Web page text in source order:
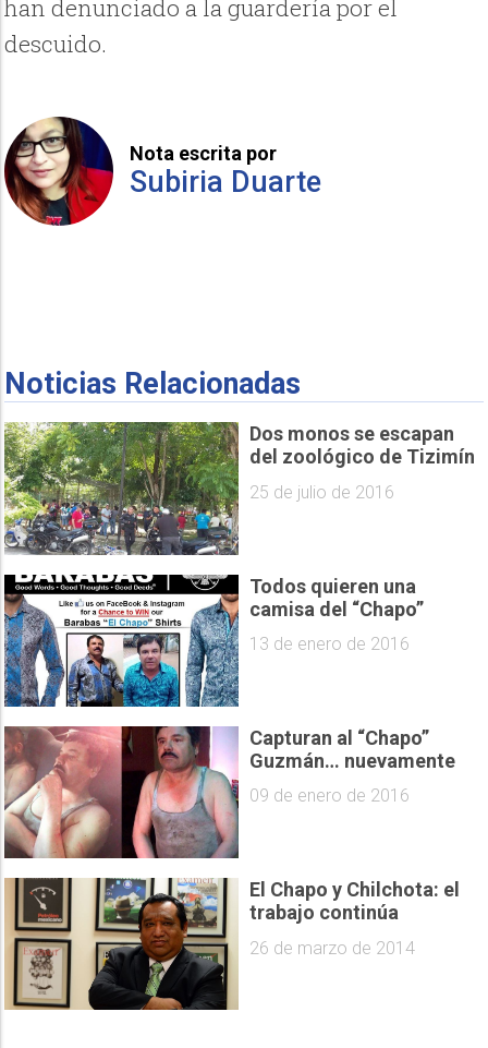
han denunciado a la guardería por el
descuido.
Nota escrita por
Subiria Duarte
Noticias Relacionadas
Dos monos se escapan
del zoológico de Tizimín
25 de julio de 2016
Todos quieren una
camisa del “Chapo”
13 de enero de 2016
Capturan al “Chapo”
Guzmán… nuevamente
09 de enero de 2016
El Chapo y Chilchota: el
trabajo continúa
26 de marzo de 2014